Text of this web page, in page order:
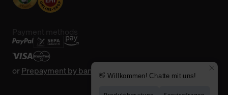
orPrepayment by bank transfer